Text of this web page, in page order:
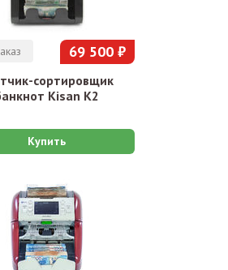
69 500 ₽
сортировщик
Kisan K2
Купить